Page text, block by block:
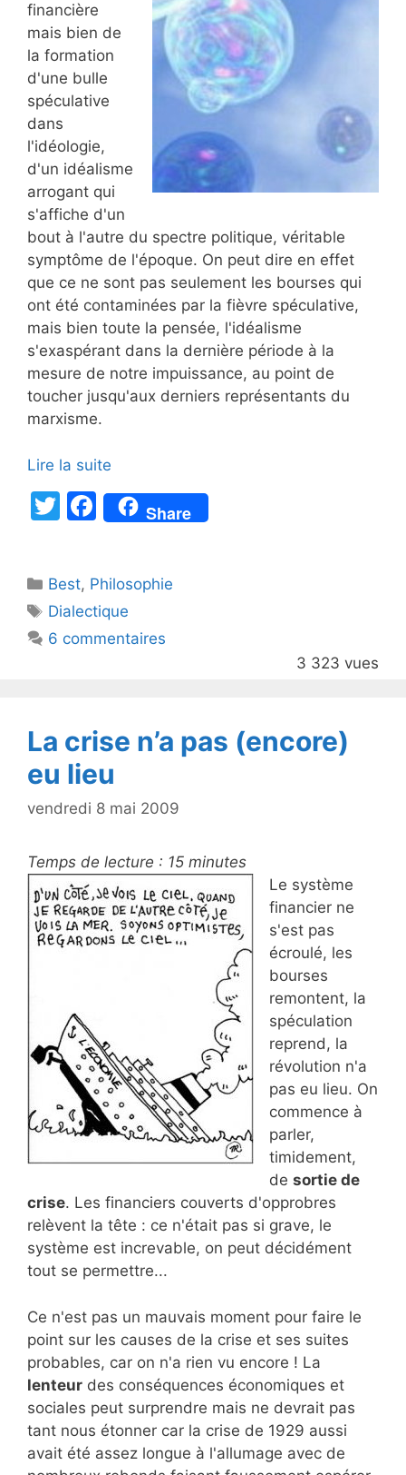
financière
mais bien de
la formation
d'une bulle
spéculative
dans
l'idéologie,
d'un idéalisme
arrogant qui
s'affiche d'un
bout à l'autre du spectre politique, véritable
symptôme de l'époque. On peut dire en effet
que ce ne sont pas seulement les bourses qui
ont été contaminées par la fièvre spéculative,
mais bien toute la pensée, l'idéalisme
s'exaspérant dans la dernière période à la
mesure de notre impuissance, au point de
toucher jusqu'aux derniers représentants du
marxisme.
Lire la suite
T
er
F
a
e
b
o
Share
Catégories
Best, Philosophie
Étiquettes
Dialectique
6 commentaires
3 323 vues
La crise n’a pas (encore)
eu lieu
vendredi 8 mai 2009
Temps de lecture : 15 minutes
Le système
financier ne
s'est pas
écroulé, les
bourses
remontent, la
spéculation
reprend, la
révolution n'a
pas eu lieu. On
commence à
parler,
timidement,
de sortie de
crise. Les financiers couverts d'opprobres
relèvent la tête : ce n'était pas si grave, le
système est increvable, on peut décidément
tout se permettre...
Ce n'est pas un mauvais moment pour faire le
point sur les causes de la crise et ses suites
probables, car on n'a rien vu encore ! La
lenteur des conséquences économiques et
sociales peut surprendre mais ne devrait pas
tant nous étonner car la crise de 1929 aussi
avait été assez longue à l'allumage avec de